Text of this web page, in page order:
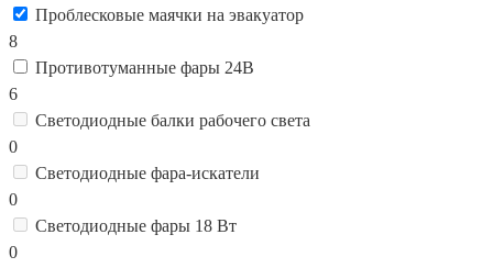
Проблесковые маячки на эвакуатор
8
Противотуманные фары 24В
6
Светодиодные балки рабочего света
0
Светодиодные фара-искатели
0
Светодиодные фары 18 Вт
0